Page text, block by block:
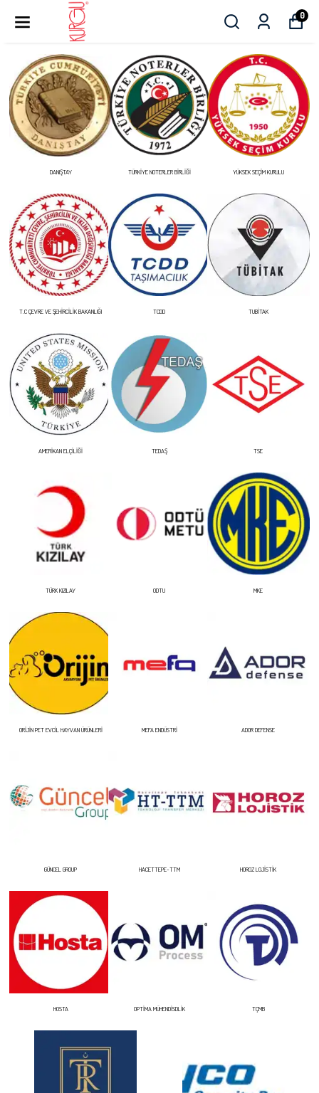
0
DANIŞTAY TÜRKİYE NOTERLER BİRLİĞİ YÜKSEK SEÇİM KURULU
T.C ÇEVRE VE ŞEHİRCİLİK BAKANLIĞI TCDD TUBİTAK
AMERİKAN ELÇİLİĞİ TEDAŞ TSE
TÜRK KIZILAY ODTU MKE
ORİJİN PET EVCİL HAYVAN ÜRÜNLERİ MEFA ENDÜSTRİ ADOR DEFENSE
GÜNCEL GROUP HACETTEPE-TTM HOROZ LOJİSTİK
HOSTA OPTİMA MÜHENDİSDLİK TÇMB